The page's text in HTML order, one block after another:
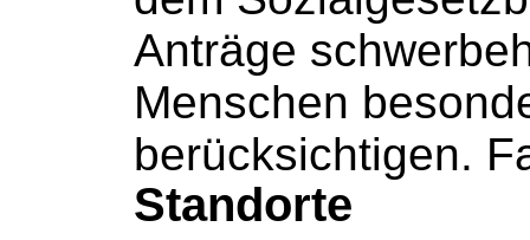
Anträge
Menschen
berücksichtigen.
Standorte